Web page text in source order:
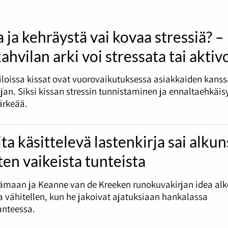
ja
ja kehräystä vai kovaa stressiä? –
arki voi stressata tai
kissat ovat vuorovaikutuksessa asiakkaiden
Siksi kissan stressin tunnistaminen ja
käsittelevä lastenkirja sai
vaikeista tunteista
ja Keanne van de Kreeken runokuvakirjan idea
vähitellen, kun he jakoivat ajatuksiaan hankalassa